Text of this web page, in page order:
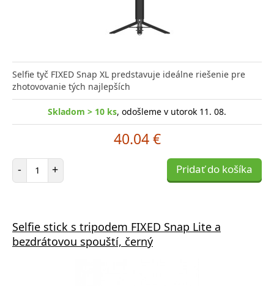
Selfie tyč FIXED Snap XL predstavuje ideálne riešenie pre
zhotovovanie tých najlepších
Skladom > 10 ks, odošleme v utorok 11. 08.
40.04 €
- Počet položiek
+ Pridať do košíka
Selfie stick s tripodem FIXED Snap Lite a
bezdrátovou spouští, černý